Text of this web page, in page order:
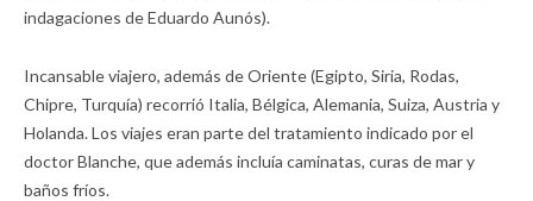
indagaciones de Eduardo Aunós).
Incansable viajero, además de Oriente (Egipto, Siria, Rodas,
Chipre, Turquía) recorrió Italia, Bélgica, Alemania, Suiza, Austria y
Holanda. Los viajes eran parte del tratamiento indicado por el
doctor Blanche, que además incluía caminatas, curas de mar y
baños fríos.